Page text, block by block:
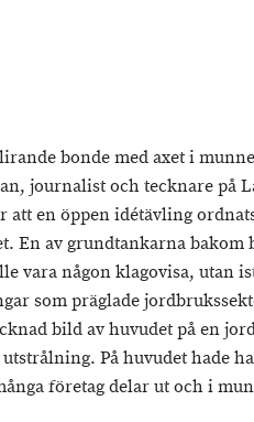
bonde med axet i
journalist och tecknare på
att en öppen idétävling
En av grundtankarna bakom
vara någon klagovisa, utan
som präglade
bild av huvudet på en
På huvudet hade
företag delar ut och i